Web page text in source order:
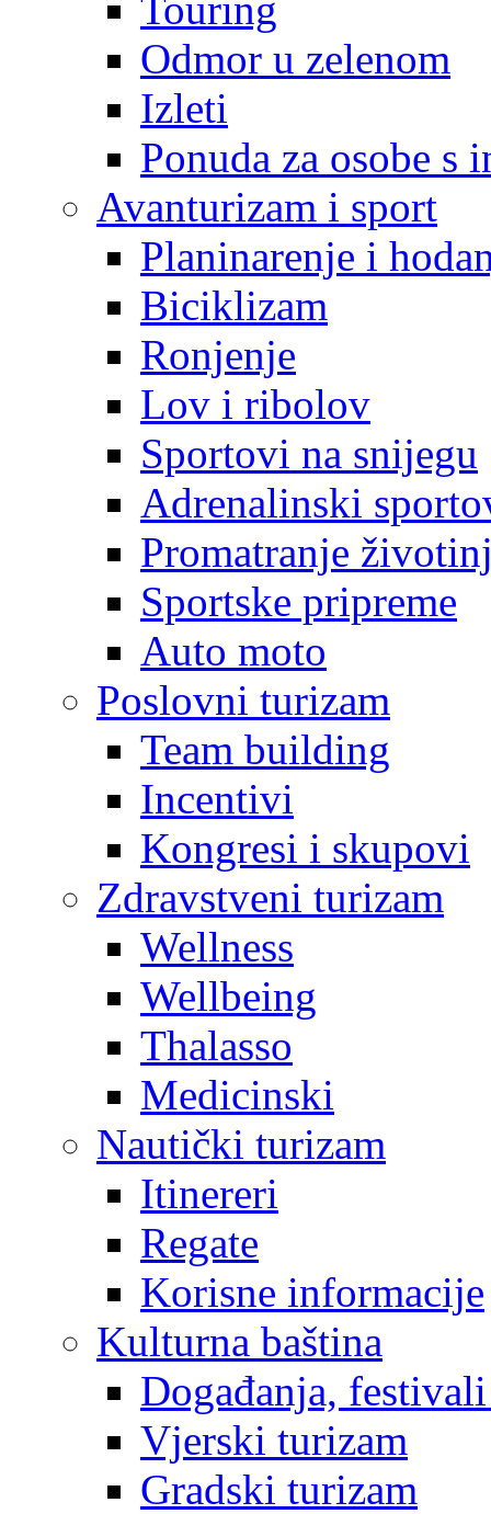
Odmor u zelenom
Izleti
Ponuda za osobe s
Avanturizam i sport
Planinarenje i
Biciklizam
Ronjenje
Lov i ribolov
Sportovi na snijegu
Adrenalinski
Promatranje
Sportske pripreme
Auto moto
Poslovni turizam
Team building
Incentivi
Kongresi i skupovi
Zdravstveni turizam
Wellness
Wellbeing
Thalasso
Medicinski
Nautički turizam
Itinereri
Regate
Korisne informacije
Kulturna baština
Događanja,
Vjerski turizam
Gradski turizam